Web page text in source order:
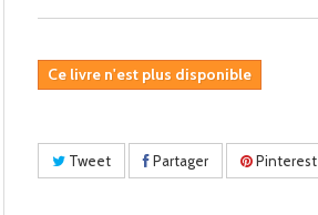
Ce livre n'est plus disponible
Tweet Partager Pinterest